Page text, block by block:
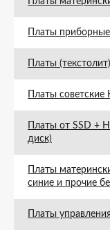
Платы
Платы (текстолит)
Платы
Платы от SSD +
диск)
Платы
синие и прочие
Платы управления